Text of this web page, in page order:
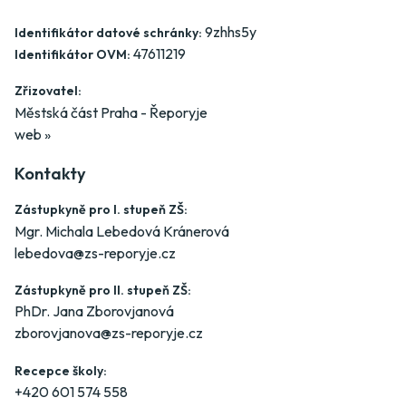
Identifikátor datové schránky: 9zhhs5y
Identifikátor OVM: 47611219
Zřizovatel:
Městská část Praha - Řeporyje
web »
Kontakty
Zástupkyně pro I. stupeň ZŠ:
Mgr. Michala Lebedová Kránerová
lebedova@zs-reporyje.cz
Zástupkyně pro II. stupeň ZŠ:
PhDr. Jana Zborovjanová
zborovjanova@zs-reporyje.cz
Recepce školy:
+420 601 574 558